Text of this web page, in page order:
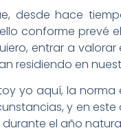
desde hace
conforme prevé
entrar a
residiendo en
yo aquí, la
y en
el año